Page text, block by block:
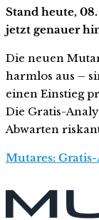
Stand heute,
jetzt genauer
Die neuen
harmlos aus –
einen Einstieg
Die Gratis-
Abwarten
Mutares: